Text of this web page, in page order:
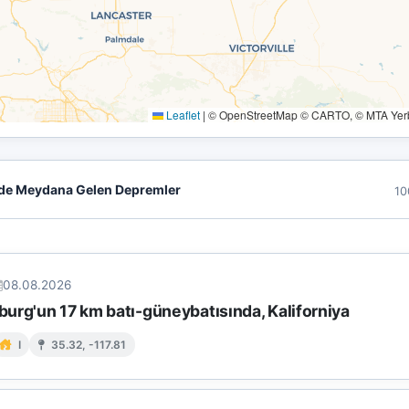
Leaflet | © OpenStreetMap © CARTO, © MTA
Meydana Gelen Depremler
08.08.2026
17 km batı-güneybatısında, Kaliforniya
I 35.32, -117.81